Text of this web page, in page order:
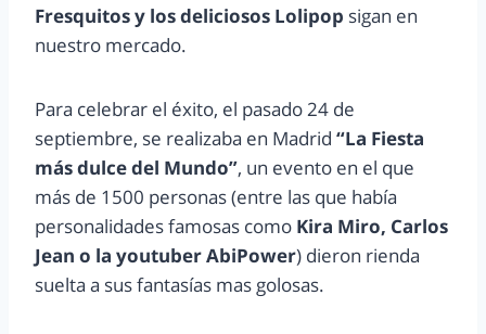
Fresquitos y los deliciosos Lolipop sigan en
nuestro mercado.
Para celebrar el éxito, el pasado 24 de
septiembre, se realizaba en Madrid “La Fiesta
más dulce del Mundo”, un evento en el que
más de 1500 personas (entre las que había
personalidades famosas como Kira Miro, Carlos
Jean o la youtuber AbiPower) dieron rienda
suelta a sus fantasías mas golosas.